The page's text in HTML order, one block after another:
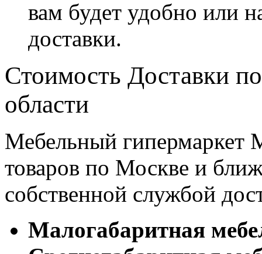
вам будет удобно или
доставки.
Стоимость Доставки
области
Мебельный гипермаркет
товаров по Москве и
собственной службой
Малогабаритная